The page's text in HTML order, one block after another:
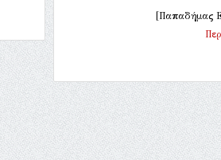
[Παπαδήμας